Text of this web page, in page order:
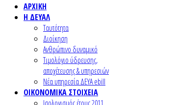
ΑΡΧΙΚΗ
Η ΔΕΥΑΛ
Ταυτότητα
Διοίκηση
Ανθρώπινο δυναμικό
Τιμολόγιο ύδρευσης,
αποχέτευσης & υπηρεσιών
Nέα υπηρεσία ΔΕΥΑ ebill
ΟΙΚΟΝΟΜΙΚΑ ΣΤΟΙΧΕΙΑ